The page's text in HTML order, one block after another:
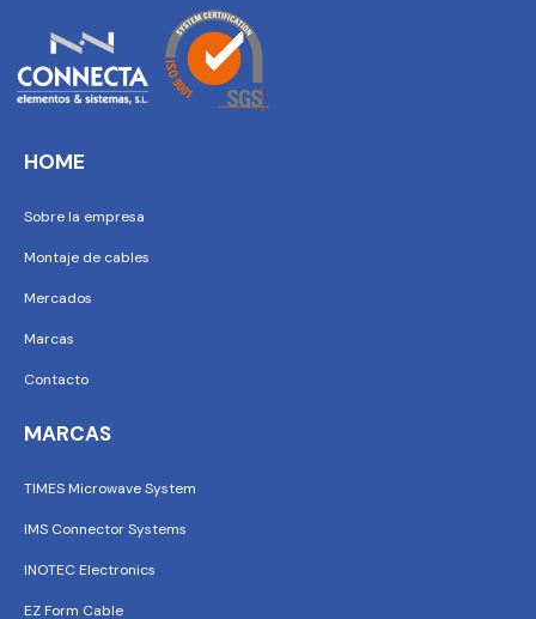
HOME
Sobre la empresa
Montaje de cables
Mercados
Marcas
Contacto
MARCAS
TIMES Microwave System
IMS Connector Systems
INOTEC Electronics
EZ Form Cable